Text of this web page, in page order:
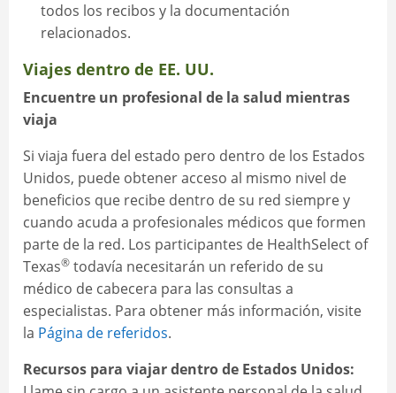
todos los recibos y la documentación
relacionados.
Viajes dentro de EE. UU.
Encuentre un profesional de la salud mientras
viaja
Si viaja fuera del estado pero dentro de los Estados
Unidos, puede obtener acceso al mismo nivel de
beneficios que recibe dentro de su red siempre y
cuando acuda a profesionales médicos que formen
parte de la red. Los participantes de HealthSelect of
Texas® todavía necesitarán un referido de su
médico de cabecera para las consultas a
especialistas. Para obtener más información, visite
la Página de referidos.
Recursos para viajar dentro de Estados Unidos: